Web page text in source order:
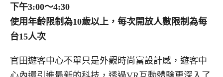
下午3:00～4:30
使用年齡限制為10歲以上，每次開放人數限制為每
台15人次
官田遊客中心不單只是外觀時尚富設計感，遊客中